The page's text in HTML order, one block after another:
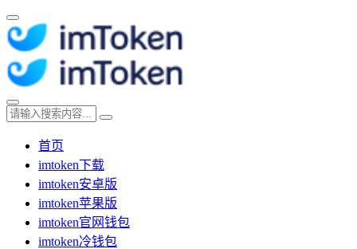
首页
imtoken下载
imtoken安卓版
imtoken苹果版
imtoken官网钱包
imtoken冷钱包